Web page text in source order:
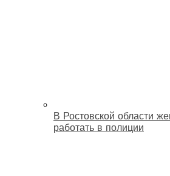
В Ростовской области
работать в полиции